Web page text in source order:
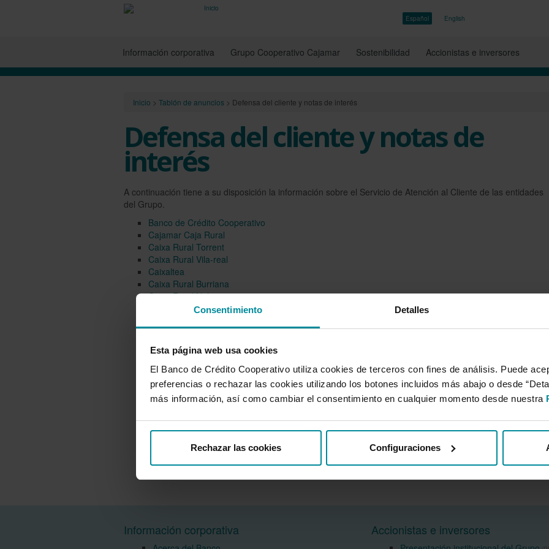
Consentimiento Detalles
Esta página web usa cookies
El Banco de Crédito Cooperativo utiliza cookies de terceros con fines de análisis. Puede
preferencias o rechazar las cookies utilizando los botones incluidos más abajo o desde
más información, así como cambiar el consentimiento en cualquier momento desde nuestra
Rechazar las cookies Configuraciones
Español English
Información corporativa Grupo Cooperativo Cajamar Sostenibilidad Accionistas e inversores
Inicio > Tablón de anuncios > Defensa del cliente y notas de interés
Defensa del cliente y notas de
interés
A continuación tiene a su disposición la información sobre el Servicio de Atención al Cliente de las entidades
del Grupo.
Banco de Crédito Cooperativo
Cajamar Caja Rural
Caixa Rural Torrent
Caixa Rural Vila-real
Caixaltea
Caixa Rural Burriana
Caixa Rural Nules
Caixacallosa
Caixalqueries
Caixa Sant Vicent
Caja Rural de Cheste
Caixa Rural d\Alginet
Caja Rural de Villar
Caixaturís
Caixa Rural Vilavella
Caixa Albalat
Caixa Rural Almenara
Caixa Rural Vilafamés
Información corporativa Accionistas e inversores